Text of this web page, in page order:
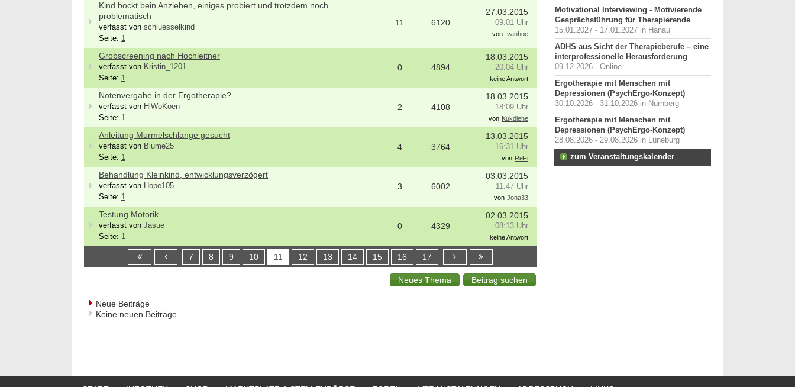
Kind bockt bein Anziehen, einiges probiert und trotzdem noch
problematisch
verfasst von schluesselkind
Seite: 1
11 6120
27.03.2015
09:01 Uhr
von Ivanhoe
Grobscreening nach Hochleitner
verfasst von Kristin_1201
Seite: 1
0 4894
18.03.2015
20:04 Uhr
keine Antwort
Notenvergabe in der Ergotherapie?
verfasst von HiWoKoen
Seite: 1
2 4108
18.03.2015
18:09 Uhr
von Kukdiehe
Anleitung Murmelschlange gesucht
verfasst von Blume25
Seite: 1
4 3764
13.03.2015
16:31 Uhr
von ReFi
Behandlung Kleinkind, entwicklungsverzögert
verfasst von Hope105
Seite: 1
3 6002
03.03.2015
11:47 Uhr
von Jona33
Testung Motorik
verfasst von Jasue
Seite: 1
0 4329
02.03.2015
08:13 Uhr
keine Antwort
7 8 9 10 11 12 13 14 15 16 17
Neue Beiträge
Keine neuen Beiträge
Motivational Interviewing - Motivierende
Gesprächsführung für Therapierende
15.01.2027 - 17.01.2027 in Hanau
ADHS aus Sicht der Therapieberufe – eine
interprofessionelle Herausforderung
09.12.2026 - Online
Ergotherapie mit Menschen mit
Depressionen (PsychErgo-Konzept)
30.10.2026 - 31.10.2026 in Nürnberg
Ergotherapie mit Menschen mit
Depressionen (PsychErgo-Konzept)
28.08.2026 - 29.08.2026 in Lüneburg
zum Veranstaltungskalender